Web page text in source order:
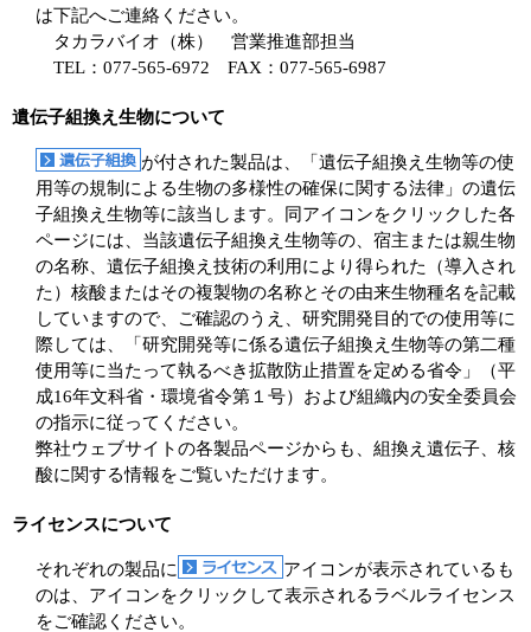
は下記へご連絡ください。
タカラバイオ（株） 営業推進部担当
TEL：077-565-6972 FAX：077-565-6987
遺伝子組換え生物について
が付された製品は、「遺伝子組換え生物等の使
用等の規制による生物の多様性の確保に関する法律」の遺伝
子組換え生物等に該当します。同アイコンをクリックした各
ページには、当該遺伝子組換え生物等の、宿主または親生物
の名称、遺伝子組換え技術の利用により得られた（導入され
た）核酸またはその複製物の名称とその由来生物種名を記載
していますので、ご確認のうえ、研究開発目的での使用等に
際しては、「研究開発等に係る遺伝子組換え生物等の第二種
使用等に当たって執るべき拡散防止措置を定める省令」（平
成16年文科省・環境省令第１号）および組織内の安全委員会
の指示に従ってください。
弊社ウェブサイトの各製品ページからも、組換え遺伝子、核
酸に関する情報をご覧いただけます。
ライセンスについて
それぞれの製品に
アイコンが表示されているも
のは、アイコンをクリックして表示されるラベルライセンス
をご確認ください。